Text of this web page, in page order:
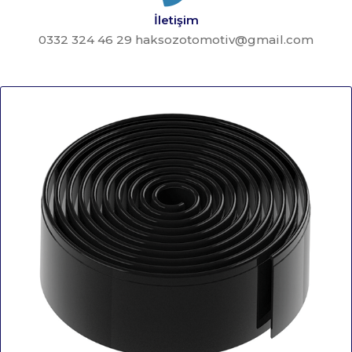
İletişim
0332 324 46 29 haksozotomotiv@gmail.com